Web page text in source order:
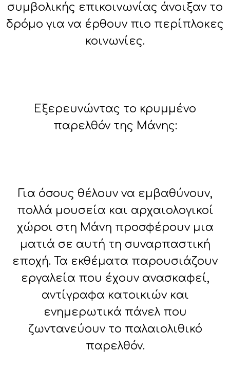
συμβολικής επικοινωνίας άνοιξαν το
δρόμο για να έρθουν πιο περίπλοκες
κοινωνίες.
Εξερευνώντας το κρυμμένο
παρελθόν της Μάνης:
Για όσους θέλουν να εμβαθύνουν,
πολλά μουσεία και αρχαιολογικοί
χώροι στη Μάνη προσφέρουν μια
ματιά σε αυτή τη συναρπαστική
εποχή. Τα εκθέματα παρουσιάζουν
εργαλεία που έχουν ανασκαφεί,
αντίγραφα κατοικιών και
ενημερωτικά πάνελ που
ζωντανεύουν το παλαιολιθικό
παρελθόν.